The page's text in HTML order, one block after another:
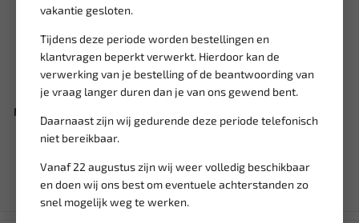
vakantie gesloten.
Tijdens deze periode worden bestellingen en
klantvragen beperkt verwerkt. Hierdoor kan de
verwerking van je bestelling of de beantwoording van
je vraag langer duren dan je van ons gewend bent.
Daarnaast zijn wij gedurende deze periode telefonisch
niet bereikbaar.
Vanaf 22 augustus zijn wij weer volledig beschikbaar
en doen wij ons best om eventuele achterstanden zo
snel mogelijk weg te werken.
Leverbaar
SATRA Nokkenashouder
Mercedes Benz M276 S-M276
Ex. btw: € 37,19
Leverbaar
AIR-FORCR Compressor 500
Ex. btw: € 1.979,10